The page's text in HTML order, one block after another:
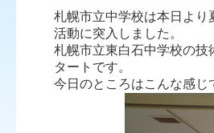
札幌市立中学校は本日よ
活動に突入しました。
札幌市立東白石中学校の
タートです。
今日のところはこんな感じ